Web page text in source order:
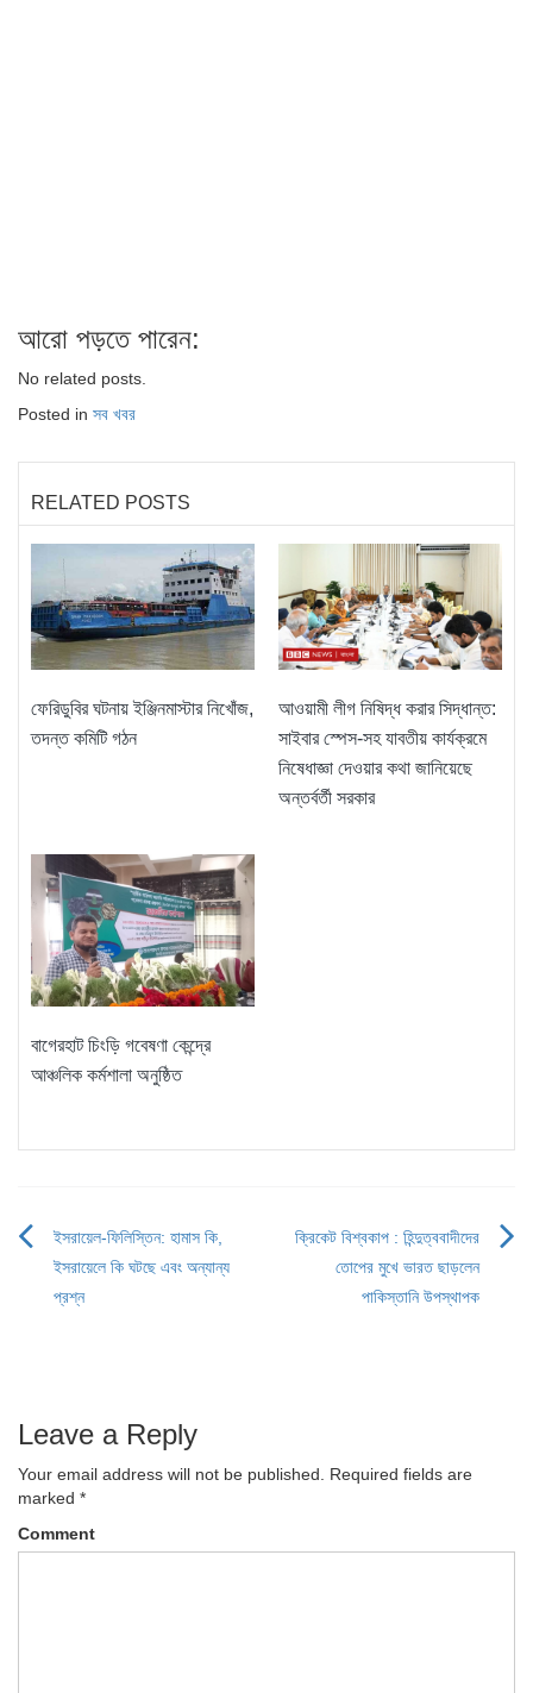
আরো পড়তে পারেন:
No related posts.
Posted in সব খবর
RELATED POSTS
ফেরিডুবির ঘটনায় ইঞ্জিনমাস্টার নিখোঁজ,
তদন্ত কমিটি গঠন
আওয়ামী লীগ নিষিদ্ধ করার সিদ্ধান্ত:
সাইবার স্পেস-সহ যাবতীয় কার্যক্রমে
নিষেধাজ্ঞা দেওয়ার কথা জানিয়েছে
অন্তর্বর্তী সরকার
বাগেরহাট চিংড়ি গবেষণা কেন্দ্রে
আঞ্চলিক কর্মশালা অনুষ্ঠিত
Post
navigation
ইসরায়েল-ফিলিস্তিন: হামাস কি,
ইসরায়েলে কি ঘটছে এবং অন্যান্য
প্রশ্ন
ক্রিকেট বিশ্বকাপ : হিন্দুত্ববাদীদের
তোপের মুখে ভারত ছাড়লেন
পাকিস্তানি উপস্থাপক
Leave a Reply
Your email address will not be published. Required fields are
marked *
Comment